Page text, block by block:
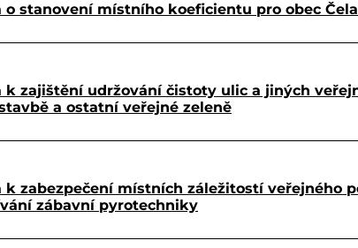
o stanovení místního koeficientu pro obec
k zajištění udržování čistoty ulic a jiných
a ostatní veřejné zeleně
k zabezpečení místních záležitostí veřejného
zábavní pyrotechniky